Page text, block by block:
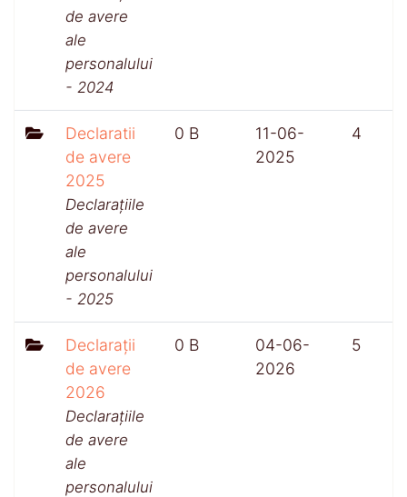
de avere
ale
personalului
- 2024
Declaratii
de avere
2025
Declarațiile
de avere
ale
personalului
- 2025
0 B
11-06-
2025
4
Declarații
de avere
2026
Declarațiile
de avere
ale
personalului
0 B
04-06-
2026
5